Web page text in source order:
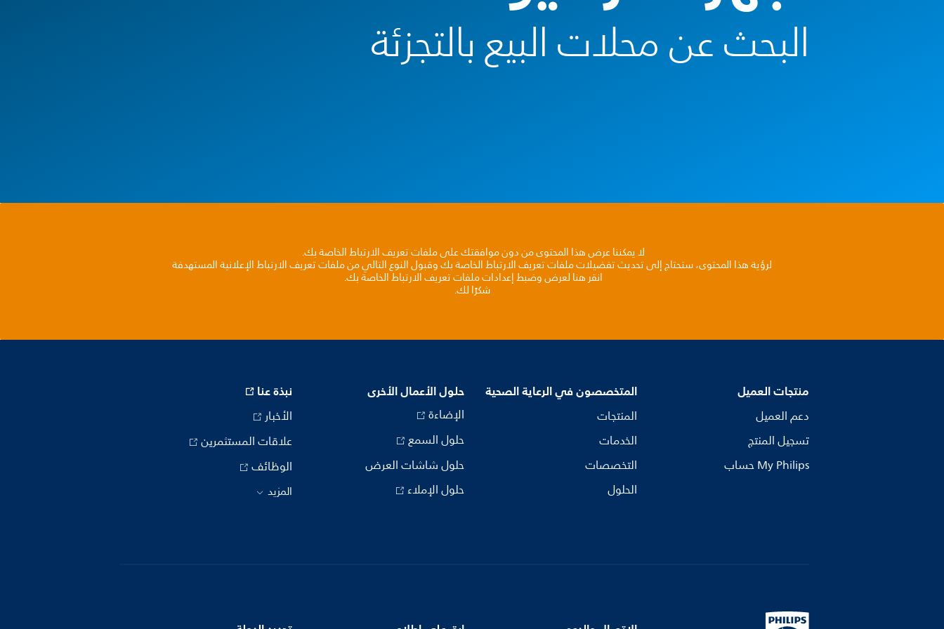
البحث عن محلات البيع بالتجزئة
لا يمكننا عرض هذا المحتوى من دون موافقتك على ملفات تعريف الارتباط الخاصة بك.
لرؤية هذا المحتوى، ستحتاج إلى تحديث تفضيلات ملفات تعريف الارتباط الخاصة بك وقبول النوع التالي من ملفات تعريف الارتباط الإعلانية المستهدفة
انقر هنا لعرض وضبط إعدادات ملفات تعريف الارتباط الخاصة بك.
شكرًا لك.
منتجات العميل
دعم العميل
تسجيل المنتج
My Philips حساب
المتخصصون في الرعاية الصحية
المنتجات
الخدمات
التخصصات
الحلول
حلول الأعمال الأخرى
الإضاءة
حلول السمع
حلول شاشات العرض
حلول الإملاء
نبذة عنا
الأخبار
علاقات المستثمرين
الوظائف
المزيد